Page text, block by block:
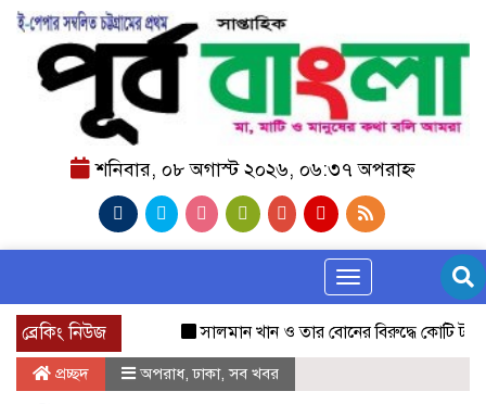
শনিবার, ০৮ অগাস্ট ২০২৬, ০৬:৩৭ অপরাহ্ন
Toggle navigation
ব্রেকিং নিউজ সালমান খান ও তার বোনের বিরুদ্ধে কোটি টাকার
প্রচ্ছদ অপরাধ,ঢাকা,সব খবর